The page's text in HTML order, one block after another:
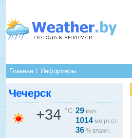
Главная Информеры
Чечерск
+34 °C 29 км/ч
1014 мм рт.ст.
36 % влажн.